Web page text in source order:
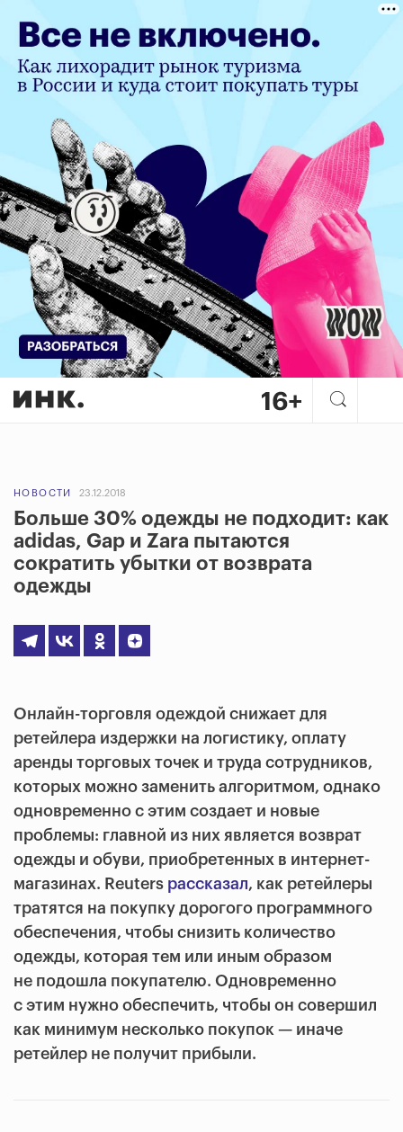
НОВОСТИ 23.12.2018
Больше 30% одежды не подходит: как
adidas, Gap и Zara пытаются
сократить убытки от возврата
одежды
Онлайн-торговля одеждой снижает для
ретейлера издержки на логистику, оплату
аренды торговых точек и труда сотрудников,
которых можно заменить алгоритмом, однако
одновременно с этим создает и новые
проблемы: главной из них является возврат
одежды и обуви, приобретенных в интернет-
магазинах. Reuters рассказал, как ретейлеры
тратятся на покупку дорогого программного
обеспечения, чтобы снизить количество
одежды, которая тем или иным образом
не подошла покупателю. Одновременно
с этим нужно обеспечить, чтобы он совершил
как минимум несколько покупок — иначе
ретейлер не получит прибыли.